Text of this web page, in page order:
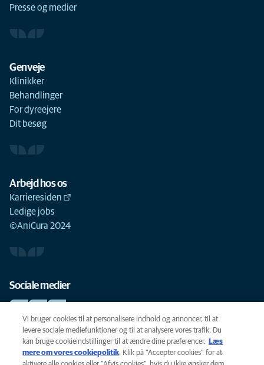
Presse og medier
Genveje
Klinikker
Behandlinger
For dyreejere
Dit besøg
Arbejd hos os
Karrieresiden
Ledige jobs
©AniCura 2024
Sociale medier
Cookie-politik
Vi bruger cookies til at personalisere indhold og annoncer, til at
levere sociale mediefunktioner og til at analysere vores trafik. Du
kan bruge cookieindstillinger til at ændre dine præferencer.
Læs
mere om vores cookiepolitik(opens in a new tab)
. Klik på "Accepter cookies" for at